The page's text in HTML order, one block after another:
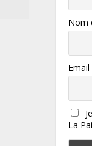
Nom
Email
La